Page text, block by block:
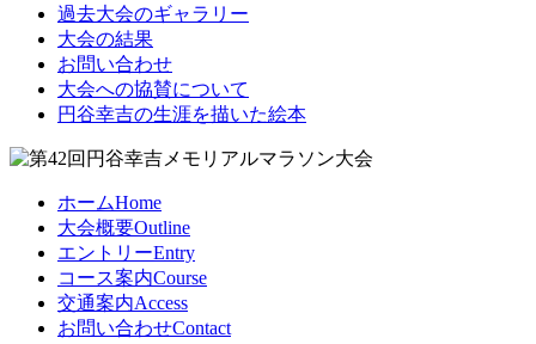
過去大会のギャラリー
大会の結果
お問い合わせ
大会への協賛について
円谷幸吉の生涯を描いた絵本
ホームHome
大会概要Outline
エントリーEntry
コース案内Course
交通案内Access
お問い合わせContact